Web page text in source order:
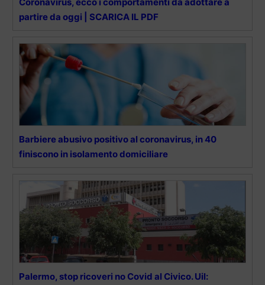
Coronavirus, ecco i comportamenti da adottare a
partire da oggi | SCARICA IL PDF
Barbiere abusivo positivo al coronavirus, in 40
finiscono in isolamento domiciliare
Palermo, stop ricoveri no Covid al Civico. Uil: